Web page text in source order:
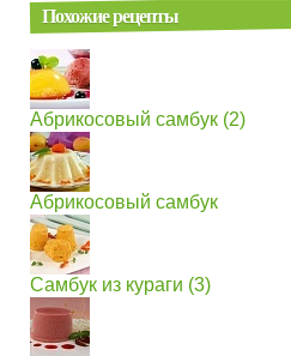
Похожие рецепты
Абрикосовый самбук (2)
Абрикосовый самбук
Самбук из кураги (3)